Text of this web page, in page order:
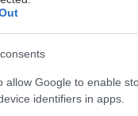
allow Google to enable
identifiers in apps.
ότι η